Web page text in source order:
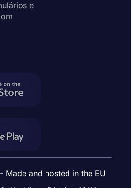
e
Made and hosted in the EU